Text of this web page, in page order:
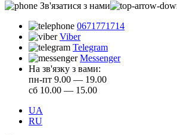
Зв'язатися з нами
0671771714
Viber
Telegram
Messenger
На зв'язку з вами:
пн-пт 9.00 — 19.00
сб 10.00 — 15.00
UA
RU